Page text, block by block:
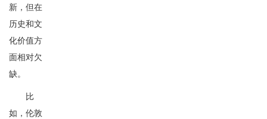
新，但在
历史和文
化价值方
面相对欠
缺。
比
如，伦敦